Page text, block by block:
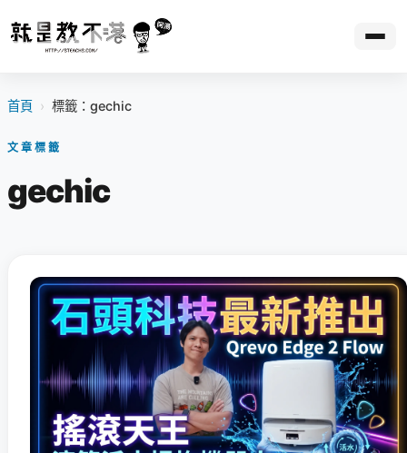
首頁 › 標籤：gechic
文章標籤
gechic